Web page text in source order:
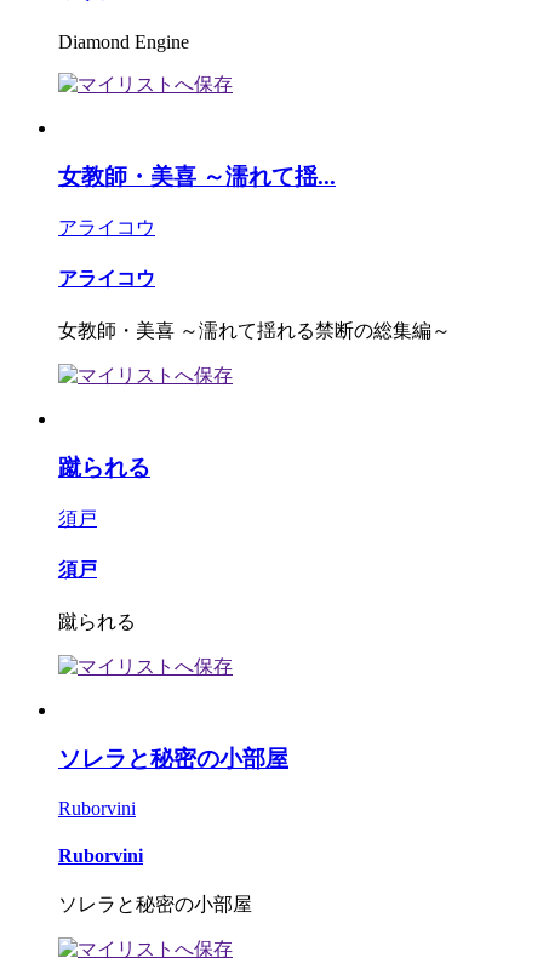
Diamond Engine
女教師・美喜 ～濡れて揺...
アライコウ
アライコウ
女教師・美喜 ～濡れて揺れる禁断の総集編～
蹴られる
須戸
須戸
蹴られる
ソレラと秘密の小部屋
Ruborvini
Ruborvini
ソレラと秘密の小部屋